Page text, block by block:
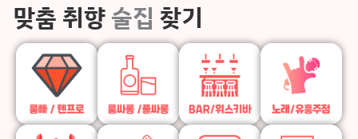
맞춤 취향 술집 찾기